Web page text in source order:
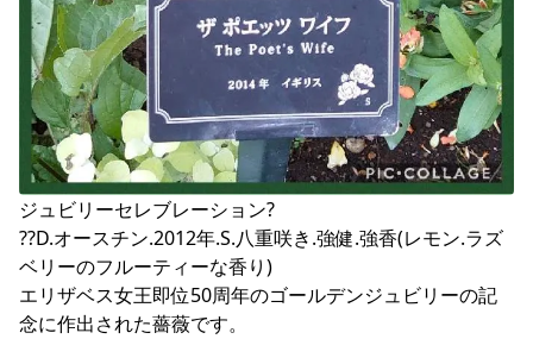
ジュビリーセレブレーション?
??D.オースチン.2012年.S.八重咲き.強健.強香(レモン.ラズ
ベリーのフルーティーな香り)
エリザベス女王即位50周年のゴールデンジュビリーの記
念に作出された薔薇です。